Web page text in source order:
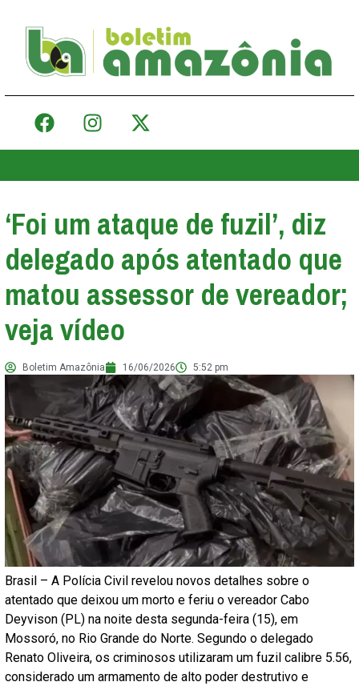
‘Foi um ataque de fuzil’, diz
delegado após atentado que
matou assessor de vereador;
veja vídeo
Boletim Amazônia 16/06/2026 5:52 pm
Brasil – A Polícia Civil revelou novos detalhes sobre o
atentado que deixou um morto e feriu o vereador Cabo
Deyvison (PL) na noite desta segunda-feira (15), em
Mossoró, no Rio Grande do Norte. Segundo o delegado
Renato Oliveira, os criminosos utilizaram um fuzil calibre 5.56,
considerado um armamento de alto poder destrutivo e